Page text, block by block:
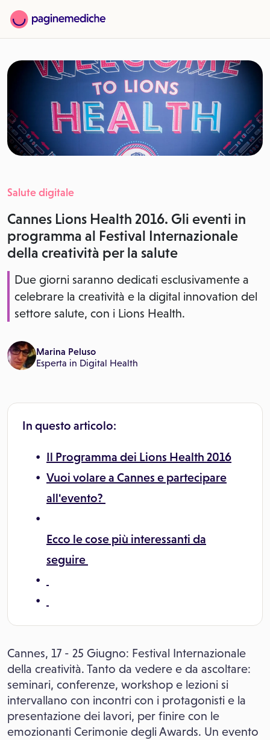
Salute digitale
Cannes Lions Health 2016. Gli eventi in
programma al Festival Internazionale
della creatività per la salute
Due giorni saranno dedicati esclusivamente a
celebrare la creatività e la digital innovation del
settore salute, con i Lions Health.
Marina Peluso
Esperta in Digital Health
In questo articolo:
Il Programma dei Lions Health 2016
Vuoi volare a Cannes e partecipare
all'evento?
Ecco le cose più interessanti da
seguire
Cannes, 17 - 25 Giugno: Festival Internazionale
della creatività. Tanto da vedere e da ascoltare:
seminari, conferenze, workshop e lezioni si
intervallano con incontri con i protagonisti e la
presentazione dei lavori, per finire con le
emozionanti Cerimonie degli Awards. Un evento